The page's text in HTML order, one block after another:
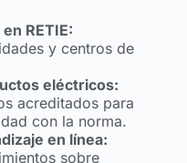
RETIE:
y centros de
eléctricos:
acreditados para
con la norma.
en línea:
sobre